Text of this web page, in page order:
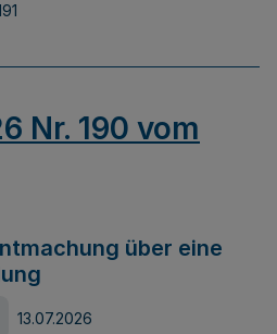
Nr. 190 vom
über eine
13.07.2026